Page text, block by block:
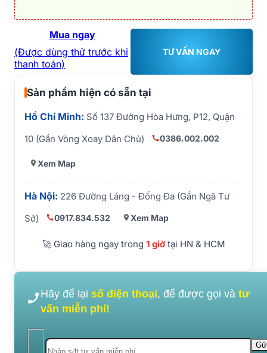
Mua ngay
(Được dùng thử trước khi
thanh toán)
TƯ VẤN NGAY
Sản phẩm hiện có sẵn tại
Hồ Chí Minh: Số 137 Đường Hòa Hưng, P12, Quận
10 (Gần Vòng Xoay Dân Chủ)
0386.002.002
Xem Map
Hà Nội: 226 Đường Láng - Đống Đa (Gần Ngã Tư
Sở)
0917.834.532 Xem Map
🚀 Giao hàng ngay trong 1 giờtại HN & HCM
Hãy để lại số điện thoại, để được gọi và tư
vấn miễn phí!